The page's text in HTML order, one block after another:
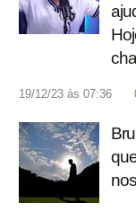
19/12/23 às 07:36